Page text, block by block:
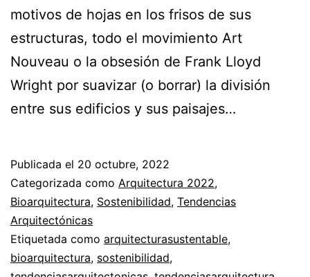
motivos de hojas en los frisos de sus
estructuras, todo el movimiento Art
Nouveau o la obsesión de Frank Lloyd
Wright por suavizar (o borrar) la división
entre sus edificios y sus paisajes…
Publicada el 20 octubre, 2022
Categorizada como Arquitectura 2022,
Bioarquitectura, Sostenibilidad, Tendencias
Arquitectónicas
Etiquetada como arquitecturasustentable,
bioarquitectura, sostenibilidad,